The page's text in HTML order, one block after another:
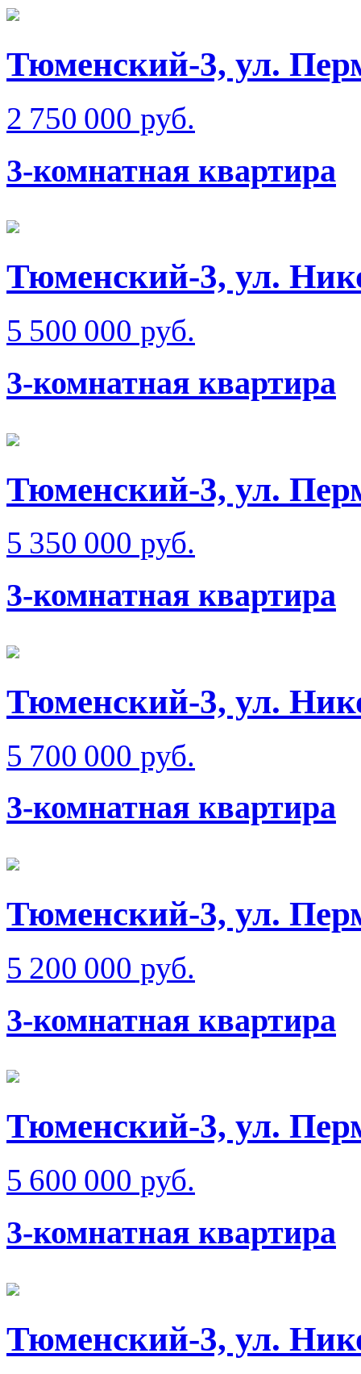
Тюменский-3, ул.
2 750 000 руб.
3-комнатная квартира
Тюменский-3, ул.
5 500 000 руб.
3-комнатная квартира
Тюменский-3, ул.
5 350 000 руб.
3-комнатная квартира
Тюменский-3, ул.
5 700 000 руб.
3-комнатная квартира
Тюменский-3, ул.
5 200 000 руб.
3-комнатная квартира
Тюменский-3, ул.
5 600 000 руб.
3-комнатная квартира
Тюменский-3, ул.